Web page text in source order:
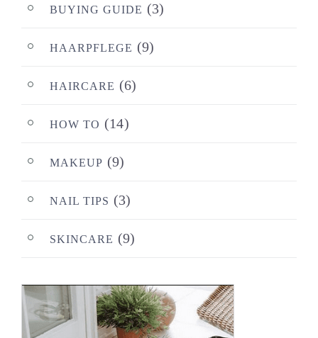
BUYING GUIDE (3)
HAARPFLEGE (9)
HAIRCARE (6)
HOW TO (14)
MAKEUP (9)
NAIL TIPS (3)
SKINCARE (9)